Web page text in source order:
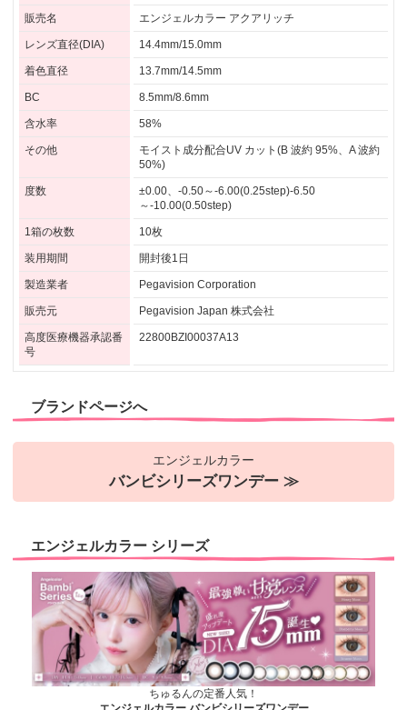
販売名 エンジェルカラー アクアリッチ
レンズ直径(DIA) 14.4mm/15.0mm
着色直径 13.7mm/14.5mm
BC 8.5mm/8.6mm
含水率 58%
その他
モイスト成分配合UV カット(B 波約 95%、A 波約
50%)
度数
±0.00、-0.50～-6.00(0.25step)-6.50
～-10.00(0.50step)
1箱の枚数 10枚
装用期間 開封後1日
製造業者 Pegavision Corporation
販売元 Pegavision Japan 株式会社
高度医療機器承認番
号
22800BZI00037A13
ブランドページへ
エンジェルカラー
バンビシリーズワンデー ≫
エンジェルカラー シリーズ
ちゅるんの定番人気！